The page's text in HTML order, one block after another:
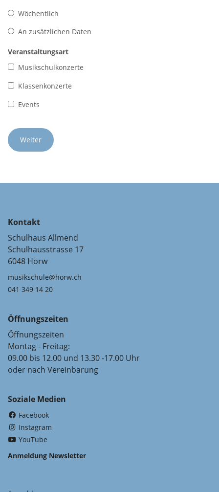
Wöchentlich
An zusätzlichen Daten
Veranstaltungsart
Musikschulkonzerte
Klassenkonzerte
Events
Kontakt
Schulhaus Allmend
Schulhausstrasse 17
6048 Horw
musikschule@horw.ch
041 349 14 20
Öffnungszeiten
Öffnungszeiten
Montag - Freitag:
09.00 bis 12.00 und 13.30 -17.00 Uhr
oder nach Vereinbarung
Soziale Medien
Facebook
Instagram
YouTube
Anmeldung Newsletter